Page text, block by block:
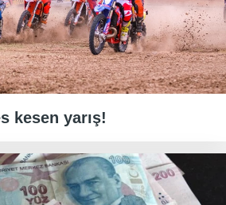
kesen yarış!